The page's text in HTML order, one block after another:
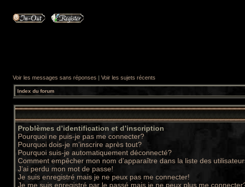
Voir les messages sans réponses | Voir les sujets récents
Index du forum
Problèmes d’identification et d’inscription
Pourquoi ne puis-je pas me connecter?
Pourquoi dois-je m’inscrire après tout?
Pourquoi suis-je automatiquement déconnecté?
Comment empêcher mon nom d’apparaître dans la liste des
J’ai perdu mon mot de passe!
Je suis enregistré mais je ne peux pas me connecter!
Je me suis enregistré par le passé mais je ne peux plus me